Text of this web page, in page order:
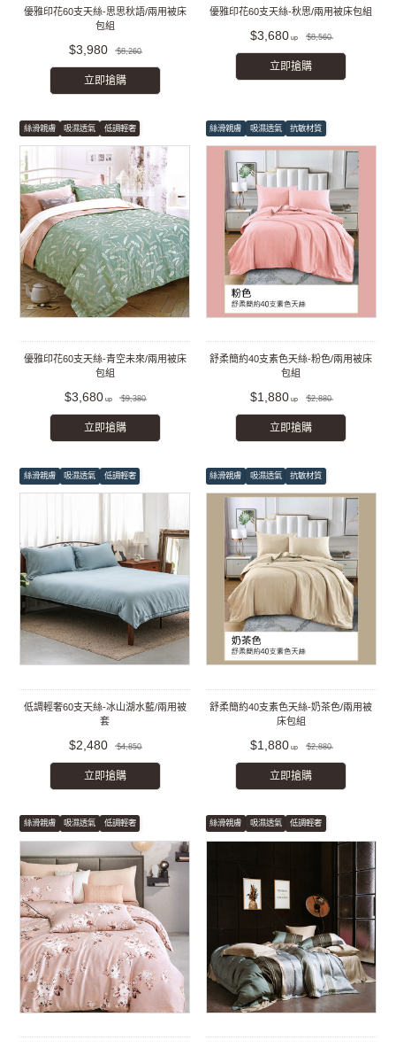
優雅印花60支天絲-思思秋語/兩用被床
包組
$3,980 $8,260
立即搶購
優雅印花60支天絲-秋思/兩用被床包組
$3,680 $8,560
立即搶購
絲滑親膚 吸濕透氣 低調輕奢
優雅印花60支天絲-青空未來/兩用被床
包組
$3,680 $9,380
立即搶購
絲滑親膚 吸濕透氣 抗敏材質
舒柔簡約40支素色天絲-粉色/兩用被床
包組
$1,880 $2,880
立即搶購
絲滑親膚 吸濕透氣 低調輕奢
低調輕奢60支天絲-冰山湖水藍/兩用被
套
$2,480 $4,850
立即搶購
絲滑親膚 吸濕透氣 抗敏材質
舒柔簡約40支素色天絲-奶茶色/兩用被
床包組
$1,880 $2,880
立即搶購
絲滑親膚 吸濕透氣 低調輕奢 絲滑親膚 吸濕透氣 低調輕奢